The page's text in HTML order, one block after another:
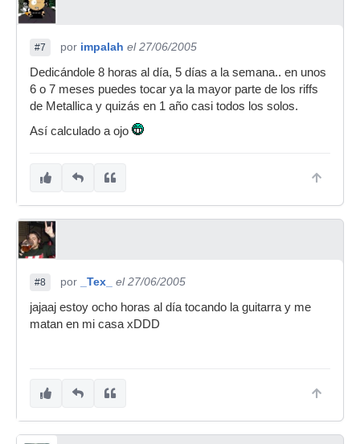
#7 por impalah el 27/06/2005
Dedicándole 8 horas al día, 5 días a la semana.. en unos
6 o 7 meses puedes tocar ya la mayor parte de los riffs
de Metallica y quizás en 1 año casi todos los solos.
Así calculado a ojo
#8 por _Tex_
el 27/06/2005
jajaaj estoy ocho horas al día tocando la guitarra y me
matan en mi casa xDDD